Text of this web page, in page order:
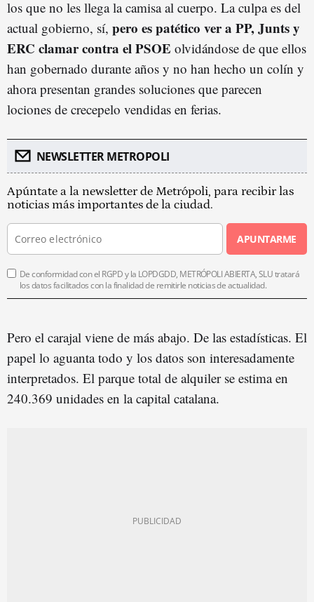
los que no les llega la camisa al cuerpo. La culpa es del
actual gobierno, sí, pero es patético ver a PP, Junts y
ERC clamar contra el PSOE olvidándose de que ellos
han gobernado durante años y no han hecho un colín y
ahora presentan grandes soluciones que parecen
lociones de crecepelo vendidas en ferias.
NEWSLETTER METROPOLI
Apúntate a la newsletter de Metrópoli, para recibir las
noticias más importantes de la ciudad.
APUNTARME
De conformidad con el RGPD y la LOPDGDD, METRÓPOLI ABIERTA, SLU tratará
los datos facilitados con la finalidad de remitirle noticias de actualidad.
Pero el carajal viene de más abajo. De las estadísticas. El
papel lo aguanta todo y los datos son interesadamente
interpretados. El parque total de alquiler se estima en
240.369 unidades en la capital catalana.